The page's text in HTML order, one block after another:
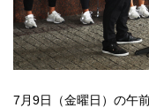
7月9日（金曜日）の午